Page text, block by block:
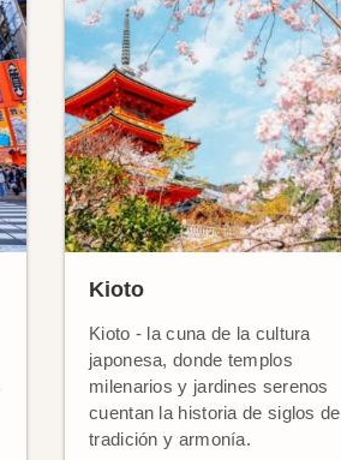
Kioto
Kioto - la cuna de la cultura
japonesa, donde templos
milenarios y jardines serenos
cuentan la historia de siglos de
tradición y armonía.